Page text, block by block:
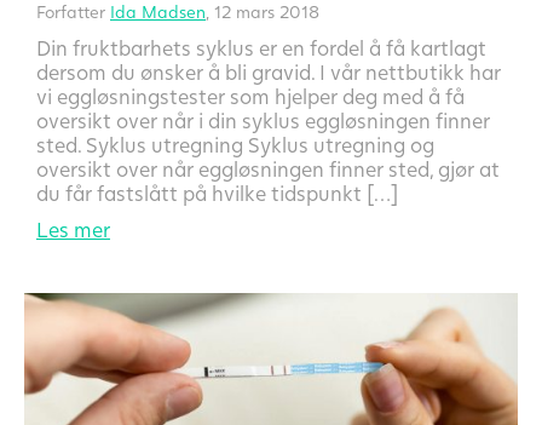
Forfatter Ida Madsen , 12 mars 2018
Din fruktbarhets syklus er en fordel å få kartlagt
dersom du ønsker å bli gravid. I vår nettbutikk har
vi eggløsningstester som hjelper deg med å få
oversikt over når i din syklus eggløsningen finner
sted. Syklus utregning Syklus utregning og
oversikt over når eggløsningen finner sted, gjør at
du får fastslått på hvilke tidspunkt […]
Les mer